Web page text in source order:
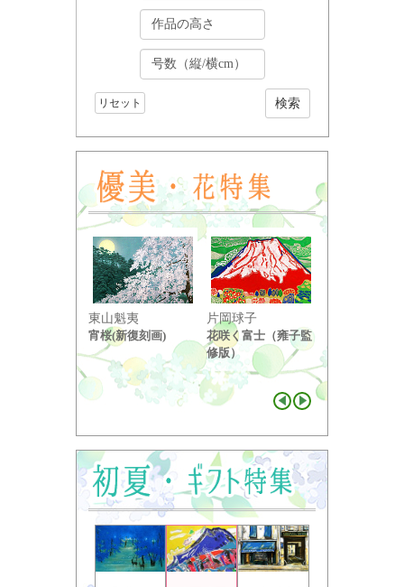
リセット
東山魁夷
宵桜(新復刻画)
片岡球子
花咲く富士（雍子監
修版）